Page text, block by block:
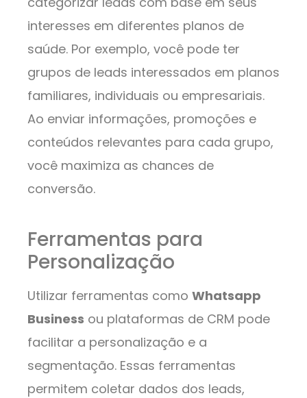
interesses em diferentes planos de
saúde. Por exemplo, você pode ter
grupos de leads interessados em planos
familiares, individuais ou empresariais.
Ao enviar informações, promoções e
conteúdos relevantes para cada grupo,
você maximiza as chances de
conversão.
Ferramentas para
Personalização
Utilizar ferramentas como Whatsapp
Business ou plataformas de CRM pode
facilitar a personalização e a
segmentação. Essas ferramentas
permitem coletar dados dos leads,